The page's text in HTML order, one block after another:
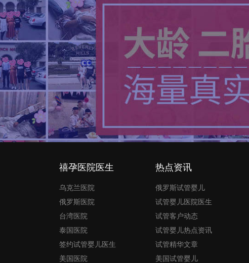
禧孕医院医生
乌克兰医院
俄罗斯医院
台湾医院
泰国医院
签约试管婴儿医生
美国医院
热点资讯
俄罗斯试管婴儿
试管婴儿医院医生
试管客户动态
试管婴儿热点资讯
试管精华文章
美国试管婴儿